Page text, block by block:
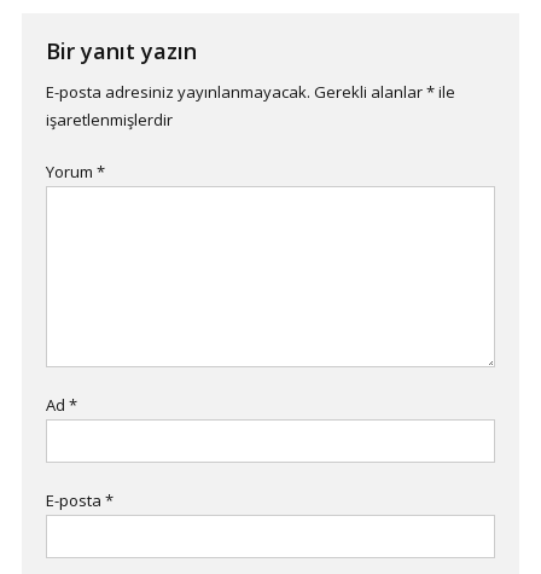
Bir yanıt yazın
E-posta adresiniz yayınlanmayacak. Gerekli alanlar*ile
işaretlenmişlerdir
Yorum *
Ad *
E-posta *